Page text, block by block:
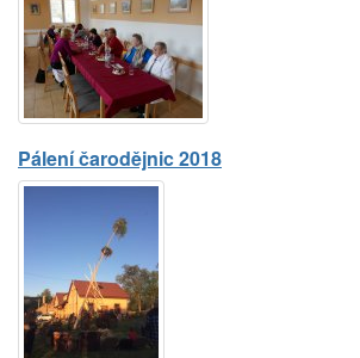
Pálení čarodějnic 2018